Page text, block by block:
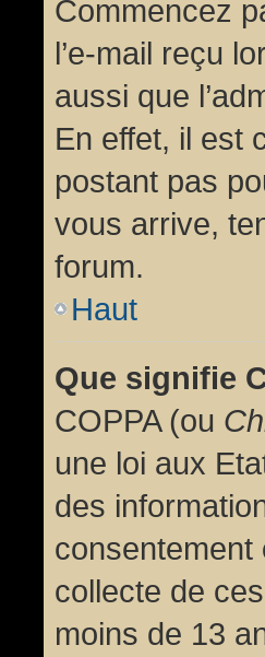
Commencez
l’e-mail reçu
aussi que
En effet, il est
postant pas
vous arrive,
forum.
Haut
Que signifie
COPPA (ou
une loi aux
des
consentement
collecte de
moins de 13